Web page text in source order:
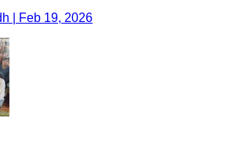
| Feb 19, 2026